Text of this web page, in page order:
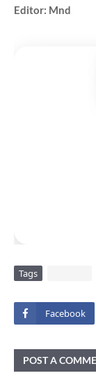
Editor: Mnd
Tags
Facebook
POST A